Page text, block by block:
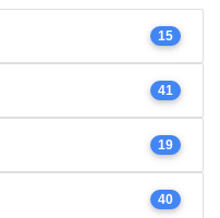
15
41
19
40